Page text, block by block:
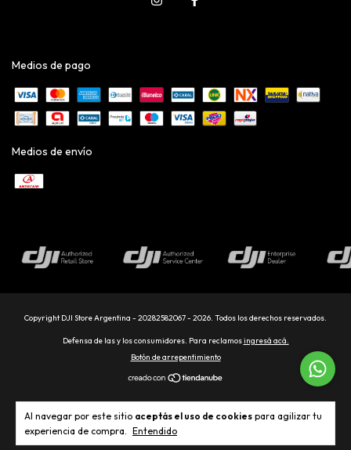
Al navegar por este sitio aceptás el uso de cookies para agilizar tu
experiencia de compra. Entendido
Medios de pago
Medios de envío
Copyright DJI Store Argentina - 20282582067 - 2026. Todos los derechos reservados.
Defensa de las y los consumidores. Para reclamosingresá acá.
Botón de arrepentimiento